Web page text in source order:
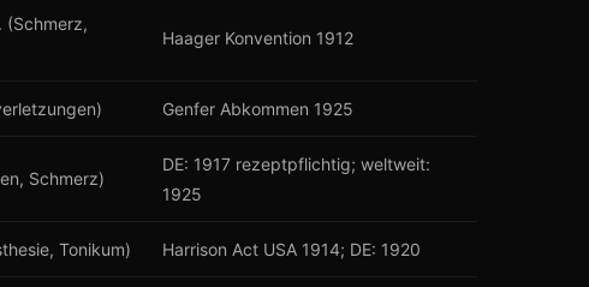
(Schmerz,
Haager Konvention 1912
Genfer Abkommen 1925
Schmerz)
DE: 1917 rezeptpflichtig; weltweit:
1925
Tonikum) Harrison Act USA 1914; DE: 1920